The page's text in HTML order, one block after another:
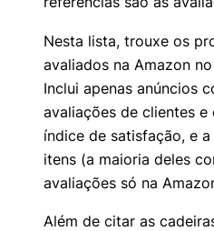
Nesta lista, trouxe os
avaliados na Amazon
Inclui apenas anúncios
avaliações de clientes e
índice de satisfação, e
itens (a maioria deles
avaliações só na
Além de citar as